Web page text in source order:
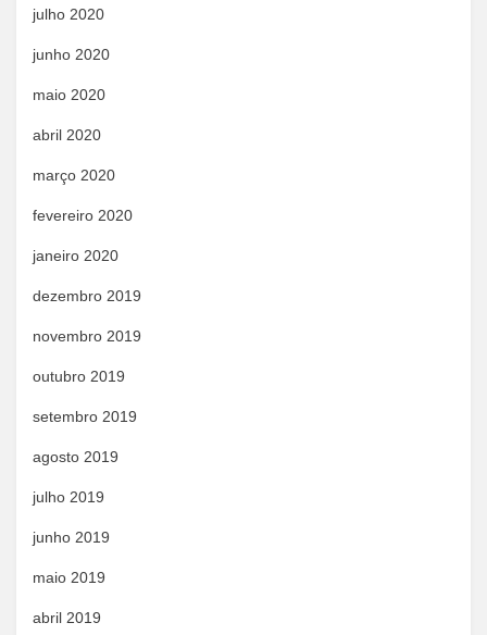
julho 2020
junho 2020
maio 2020
abril 2020
março 2020
fevereiro 2020
janeiro 2020
dezembro 2019
novembro 2019
outubro 2019
setembro 2019
agosto 2019
julho 2019
junho 2019
maio 2019
abril 2019